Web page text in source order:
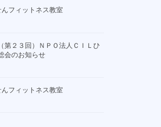
フィットネス教室
第２３回）ＮＰＯ法人ＣＩＬひ
会のお知らせ
フィットネス教室